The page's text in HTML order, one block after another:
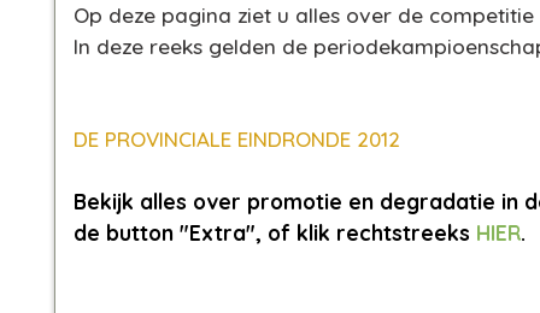
Op deze pagina ziet u alles over de competitie
In deze reeks gelden de
DE PROVINCIALE EINDRONDE 2012
Bekijk alles over promotie en degradatie in
de button "Extra", of klik rechtstreeks HIER.